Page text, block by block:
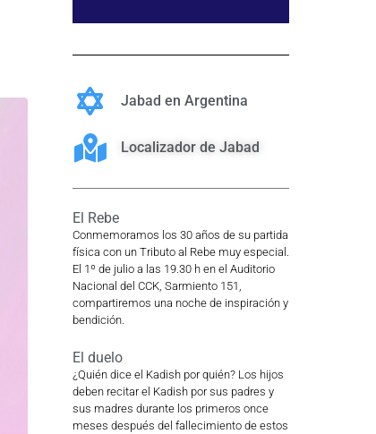
Jabad en Argentina
Localizador de Jabad
El Rebe
Conmemoramos los 30 años de su partida
física con un Tributo al Rebe muy especial.
El 1º de julio a las 19.30 h en el Auditorio
Nacional del CCK, Sarmiento 151,
compartiremos una noche de inspiración y
bendición.
El duelo
¿Quién dice el Kadish por quién? Los hijos
deben recitar el Kadish por sus padres y
sus madres durante los primeros once
meses después del fallecimiento de estos